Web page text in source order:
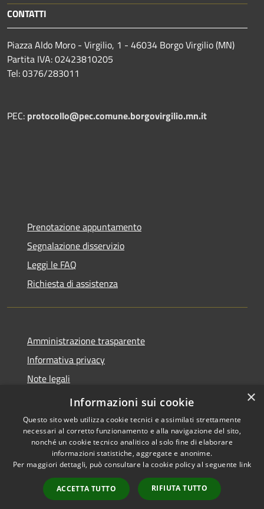
CONTATTI
Piazza Aldo Moro - Virgilio, 1 - 46034 Borgo Virgilio (MN)
Partita IVA: 02423810205
Tel: 0376/283011
PEC: protocollo@pec.comune.borgovirgilio.mn.it
Prenotazione appuntamento
Segnalazione disservizio
Leggi le FAQ
Richiesta di assistenza
Amministrazione trasparente
Informativa privacy
Note legali
Dichiarazione di accessibilità
Accessibilità
Copyright © 2026 • Comune di
Borgo Virgilio • Powered by
Municipium•
Accesso
redazione
×
Informazioni sui cookie
Questo sito web utilizza cookie tecnici e assimilati strettamente
necessari al corretto funzionamento e alla navigazione del sito,
nonché un cookie tecnico analitico al solo fine di elaborare
informazioni statistiche, aggregate e anonime.
Per maggiori dettagli, può consultare la cookie policy al seguente link
ACCETTA TUTTO RIFIUTA TUTTO